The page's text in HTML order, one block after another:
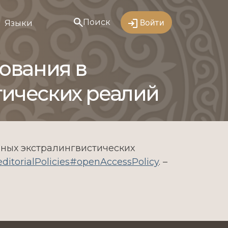
Языки Поиск Войти
в
реалий
экстралингвистических
. –